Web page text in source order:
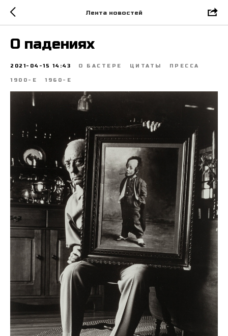
Лента новостей
О падениях
2021-04-15 14:43 О БАСТЕРЕ ЦИТАТЫ ПРЕССА
1900-Е 1960-Е